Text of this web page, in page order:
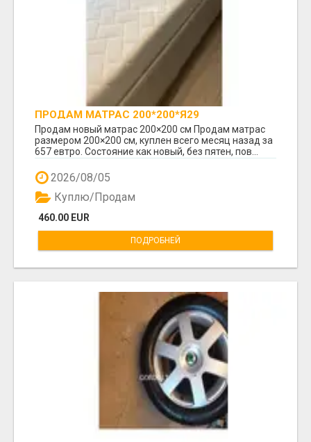
ПРОДАМ МАТРАС 200*200*Я29
Продам новый матрас 200×200 см Продам матрас
размером 200×200 см, куплен всего месяц назад за
657 евтро. Состояние как новый, без пятен, пов...
2026/08/05
460.00 EUR
Куплю/Продам
ПОДРОБНЕЙ